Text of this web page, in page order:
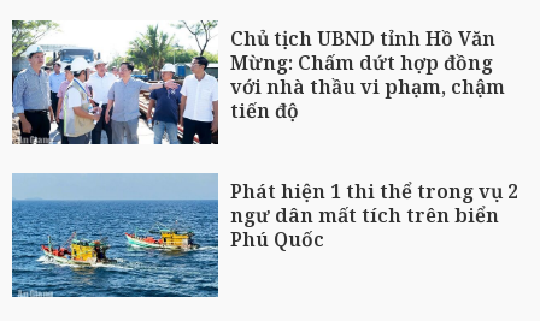
Chủ tịch UBND tỉnh Hồ Văn
Mừng: Chấm dứt hợp đồng
với nhà thầu vi phạm, chậm
tiến độ
Phát hiện 1 thi thể trong vụ 2
ngư dân mất tích trên biển
Phú Quốc